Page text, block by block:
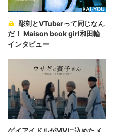
彫刻とVTuberって同じなん
だ！ Maison book girl和田輪
インタビュー